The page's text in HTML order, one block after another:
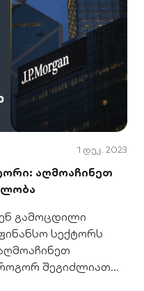
1 დეკ. 2023
აღმოაჩინეთ
გამოცდილი
სექტორს
შეგიძლიათ